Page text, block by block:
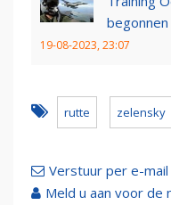
begonnen
19-08-2023, 23:07
rutte zelensky
Verstuur per e-mail
Meld u aan voor de